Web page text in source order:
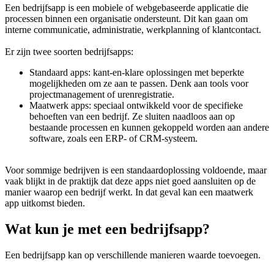
Een bedrijfsapp is een mobiele of webgebaseerde applicatie die
processen binnen een organisatie ondersteunt. Dit kan gaan om
interne communicatie, administratie, werkplanning of klantcontact.
Er zijn twee soorten bedrijfsapps:
Standaard apps: kant-en-klare oplossingen met beperkte
mogelijkheden om ze aan te passen. Denk aan tools voor
projectmanagement of urenregistratie.
Maatwerk apps: speciaal ontwikkeld voor de specifieke
behoeften van een bedrijf. Ze sluiten naadloos aan op
bestaande processen en kunnen gekoppeld worden aan andere
software, zoals een ERP- of CRM-systeem.
Voor sommige bedrijven is een standaardoplossing voldoende, maar
vaak blijkt in de praktijk dat deze apps niet goed aansluiten op de
manier waarop een bedrijf werkt. In dat geval kan een maatwerk
app uitkomst bieden.
Wat kun je met een bedrijfsapp?
Een bedrijfsapp kan op verschillende manieren waarde toevoegen.